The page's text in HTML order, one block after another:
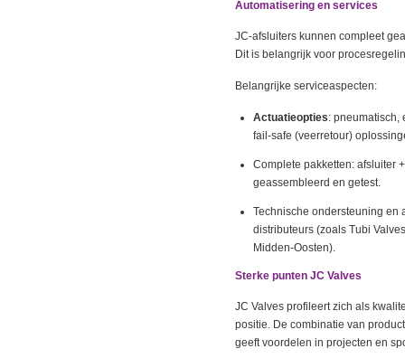
Automatisering en services
JC‑afsluiters kunnen compleet
Dit is belangrijk voor
Belangrijke serviceaspecten:
Actuatieopties: pneumatisch,
fail‑safe (veerretour)
Complete pakketten: afsluiter
geassembleerd en getest.
Technische ondersteuning en
distributeurs (zoals Tubi
Midden‑Oosten).
Sterke punten JC Valves
JC Valves profileert zich als
positie. De combinatie van
geeft voordelen in projecten en